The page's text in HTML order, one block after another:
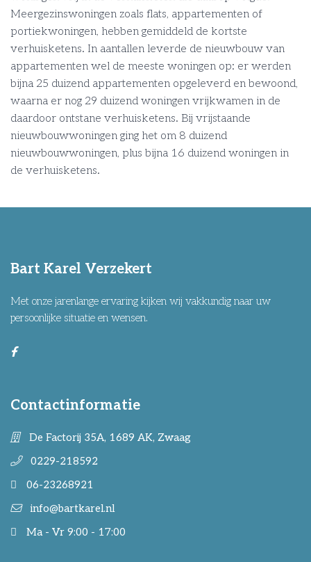
Meergezinswoningen zoals flats, appartementen of
portiekwoningen, hebben gemiddeld de kortste
verhuisketens. In aantallen leverde de nieuwbouw van
appartementen wel de meeste woningen op: er werden
bijna 25 duizend appartementen opgeleverd en bewoond,
waarna er nog 29 duizend woningen vrijkwamen in de
daardoor ontstane verhuisketens. Bij vrijstaande
nieuwbouwwoningen ging het om 8 duizend
nieuwbouwwoningen, plus bijna 16 duizend woningen in
de verhuisketens.
Bart Karel Verzekert
Met onze jarenlange ervaring kijken wij vakkundig naar uw
persoonlijke situatie en wensen.
Contactinformatie
De Factorij 35A, 1689 AK, Zwaag
0229-218592
06-23268921
info@bartkarel.nl
Ma - Vr 9:00 - 17:00